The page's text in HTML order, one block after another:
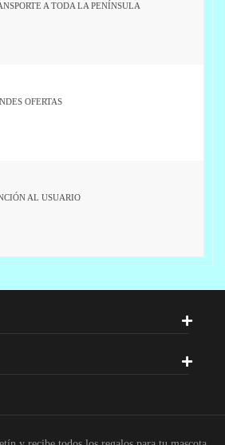
A TODA LA PENÍNSULA
OFERTAS
AL USUARIO